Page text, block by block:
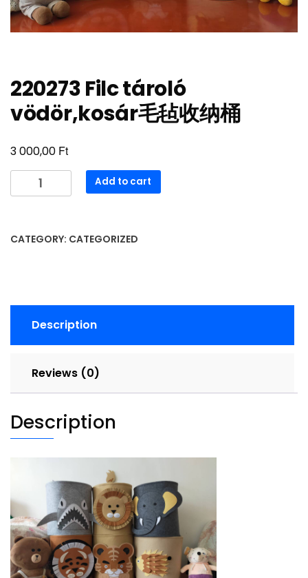
220273 Filc tároló
vödör,kosár毛毡收纳桶
3 000,00 Ft
220273
Filc
毛
桶
quantity
Add to cart
CATEGORY: CATEGORIZED
Description
Reviews (0)
Description